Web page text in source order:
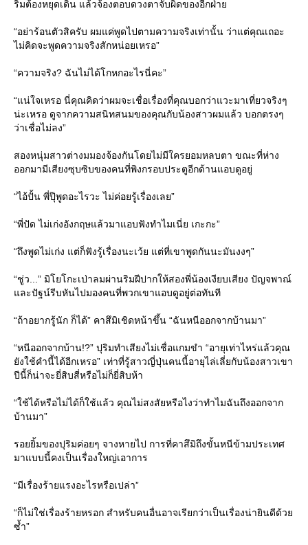
ริมต้องหยุดเดิน แล้วจ้องตอบดวงตาจับผิดของอีกฝ่า
“อย่าร้อนตัวสิครับ ผมแค่พูดไปตามความจริงเท่านั้น ว่าแต่คุณเถอะ
ไม่คิดจะพูดความจริงสักหน่อยเหรอ”
“ความจริง? ฉันไม่ได้โกหกอะไรนี่คะ”
“แน่ใจเหรอ นี่คุณคิดว่าผมจะเชื่อเรื่องที่คุณบอกว่าแวะมาเที่ยวจริงๆ
น่ะเหรอ ดูจากความสนิทสนมของคุณกับน้องสาวผมแล้ว บอกตรงๆ
ว่าเชื่อไม่ลง”
สองหนุ่มสาวต่างมมองจ้องกันโดยไม่มีใครยอมหลบตา ขณะที่ห่าง
ออกมามีเสียงซุบซิบของคนที่พิงกรอบประตูอีกด้านแอบดูอยู่
“ไอ้ปั้น พี่ปุ๊พูดอะไรวะ ไม่ค่อยรู้เรื่องเลย”
“พี่ปัด ไม่เก่งอังกฤษแล้วมาแอบฟังทำไมเนี่ย เกะกะ”
“ถึงพูดไม่เก่ง แต่ก็ฟังรู้เรื่องนะเว้ย แต่ที่เขาพูดกันนะมันงงๆ”
“ชู่ว...” มิโยโกะเป่าลมผ่านริมฝีปากให้สองพี่น้องเงียบเสียง ปัญจพาณ์
ละปัฐน์รีบหันไปมองคนที่พวกเขาแอบดูอยู่ต่อทันที
“ถ้าอยากรู้นัก ก็ได้” คาสึมิเชิดหน้าขึ้น “ฉันหนีออกจากบ้านมา”
“หนีออกจากบ้าน!?” ปุริมทำเสียงไม่เชื่อแกมขำ “อายุเท่าไหร่แล้วคุณ
ังใช้คำนี้ได้อีกเหรอ” เท่าที่รู้สาวญี่ปุ่นคนนี้อายุไล่เลี่ยกับน้องสาวเขา
ปีนี้ก็น่าจะยี่สิบสี่หรือไม่ก็ยี่สิบห้า
“ใช้ได้หรือไม่ได้ก็ใช้แล้ว คุณไม่สงสัยหรือไงว่าทำไมฉันถึงออกจาก
บ้านมา”
รอยยิ้มของปุริมค่อยๆ จางหายไป การที่คาสึมิถึงขั้นหนีข้ามประเทศ
มาแบบนี้คงเป็นเรื่องใหญ่เอาการ
“มีเรื่องร้ายแรงอะไรหรือเปล่า”
“ก็ไม่ใช่เรื่องร้ายหรอก สำหรับคนอื่นอาจเรียกว่าเป็นเรื่องน่ายินดีด้ว
ซ้ำ”